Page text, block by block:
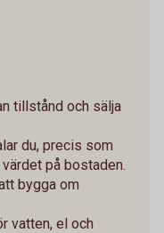
tillstånd och sälja
du, precis som
på bostaden.
bygga om
vatten, el och